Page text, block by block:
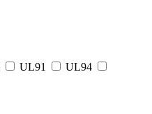
UL91
UL94